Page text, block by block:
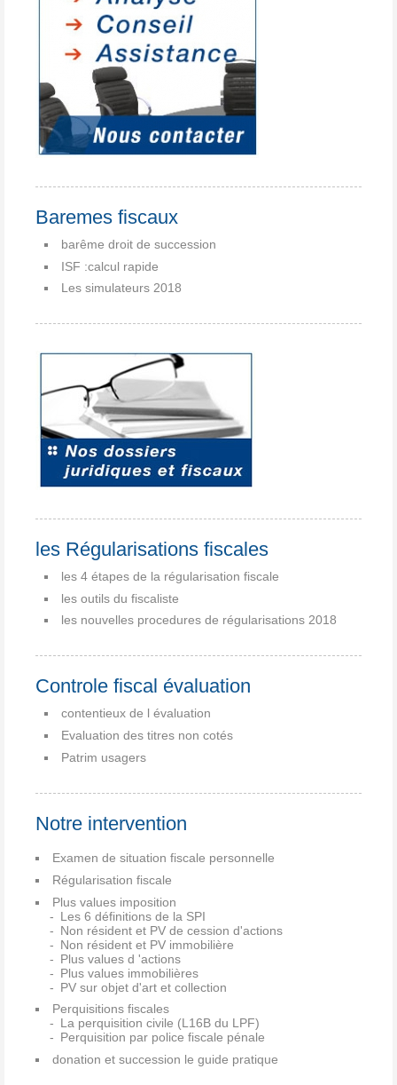
Baremes fiscaux
barême droit de succession
ISF :calcul rapide
Les simulateurs 2018
les Régularisations fiscales
les 4 étapes de la régularisation fiscale
les outils du fiscaliste
les nouvelles procedures de régularisations 2018
Controle fiscal évaluation
contentieux de l évaluation
Evaluation des titres non cotés
Patrim usagers
Notre intervention
Examen de situation fiscale personnelle
Régularisation fiscale
Plus values imposition
Les 6 définitions de la SPI
Non résident et PV de cession d'actions
Non résident et PV immobilière
Plus values d 'actions
Plus values immobilières
PV sur objet d'art et collection
Perquisitions fiscales
La perquisition civile (L16B du LPF)
Perquisition par police fiscale pénale
donation et succession le guide pratique